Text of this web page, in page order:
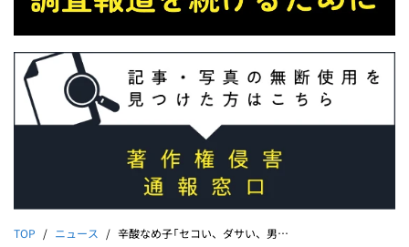
TOP ニュース 辛酸なめ子「セコい、ダサい、男尊女卑」｜松本問題「私はこう考える」